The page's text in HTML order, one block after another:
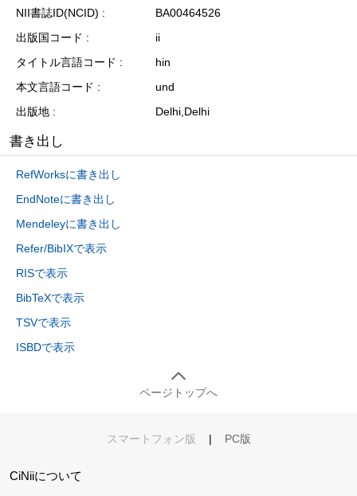
NII書誌ID(NCID)
BA00464526
出版国コード
ii
タイトル言語コード
hin
本文言語コード
und
出版地
Delhi,Delhi
書き出し
RefWorksに書き出し
EndNoteに書き出し
Mendeleyに書き出し
Refer/BibIXで表示
RISで表示
BibTeXで表示
TSVで表示
ISBDで表示
ページトップへ
スマートフォン版 | PC版
CiNiiについて